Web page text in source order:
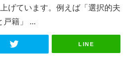
げています。例えば「選択的夫
戸籍」 ...
LINE